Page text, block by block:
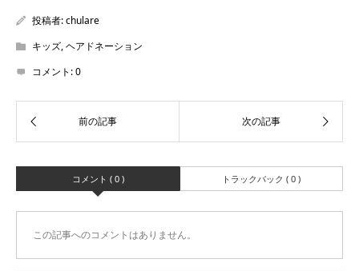
投稿者:chulare
キッズ,ヘアドネーション
コメント:0
コメント ( 0 ) トラックバック ( 0 )
この記事へのコメントはありません。